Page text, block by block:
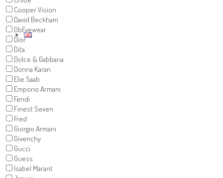
Cooper Vision
David Beckham
DbEyewear
Dior
Dita
Dolce & Gabbana
Donna Karan
Elie Saab
Emporio Armani
Fendi
Finest Seven
Fred
Giorgio Armani
Givenchy
Gucci
Guess
Isabel Marant